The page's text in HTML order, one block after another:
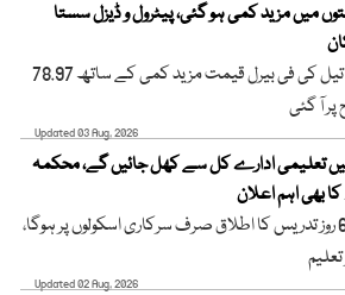
میں مزید کمی ہو گئی، پیٹرول و ڈیزل سستا
امریکی خام تیل کی فی بیرل قیمت مزید کمی کے ساتھ 78.97
آ گئی
Updated 03 Aug, 2026
میں تعلیمی ادارے کل سے کھل جائیں گے، محکمہ
بھی اہم اعلان
ہفتے میں 6 روز تدریس کا اطلاق صرف سرکاری اسکولوں پر ہوگا،
Updated 02 Aug, 2026